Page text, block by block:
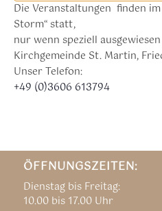
Die Veranstaltungen finden
Storm“ statt,
nur wenn speziell
Kirchgemeinde St. Martin,
Unser Telefon:
+49 (0)3606 613794
ÖFFNUNGSZEITEN:
Dienstag bis Freitag:
10.00 bis 17.00 Uhr